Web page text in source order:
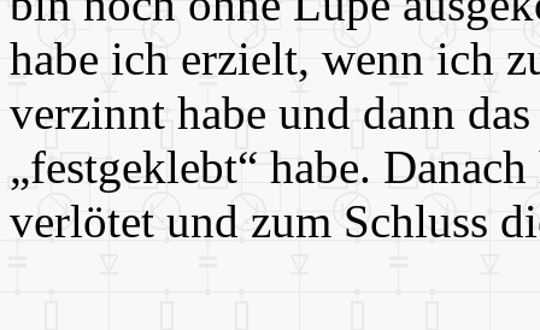
habe ich erzielt, wenn ich
verzinnt habe und dann
„festgeklebt“ habe.
verlötet und zum Schluss